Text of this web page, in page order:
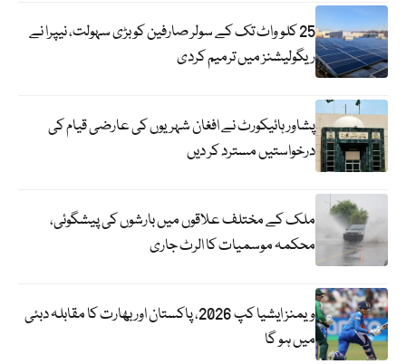
25 کلو واٹ تک کے سولر صارفین کو بڑی سہولت، نیپرا نے
ریگولیشنز میں ترمیم کردی
پشاور ہائیکورٹ نے افغان شہریوں کی عارضی قیام کی
درخواستیں مسترد کر دیں
ملک کے مختلف علاقوں میں بارشوں کی پیشگوئی،
محکمہ موسمیات کا الرٹ جاری
ویمنز ایشیا کپ 2026، پاکستان اور بھارت کا مقابلہ دبئی
میں ہو گا